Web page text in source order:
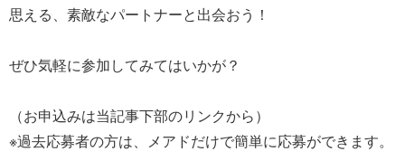
思える、素敵なパートナーと出会おう！
ぜひ気軽に参加してみてはいかが？
（お申込みは当記事下部のリンクから）
※過去応募者の方は、メアドだけで簡単に応募ができます。